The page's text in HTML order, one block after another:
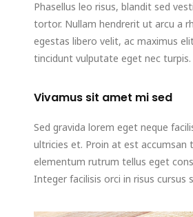
Phasellus leo risus, blandit sed
tortor. Nullam hendrerit ut arcu a
egestas libero velit, ac maximus
tincidunt vulputate eget nec turpis.
Vivamus sit amet mi sed
Sed gravida lorem eget neque
ultricies et. Proin at est accumsan
elementum rutrum tellus eget
Integer facilisis orci in risus cursus